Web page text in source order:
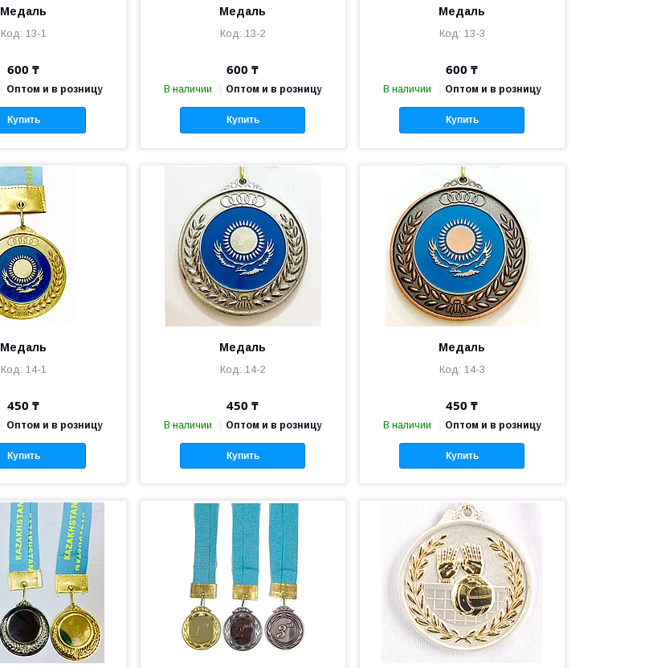
Медаль
13-1
600 ₸
Оптом и в розницу
Купить
Медаль
13-2
600 ₸
В наличии Оптом и в розницу
Купить
Медаль
13-3
600 ₸
В наличии Оптом и в розницу
Купить
Медаль
14-1
450 ₸
Оптом и в розницу
Купить
Медаль
14-2
450 ₸
В наличии Оптом и в розницу
Купить
Медаль
14-3
450 ₸
В наличии Оптом и в розницу
Купить